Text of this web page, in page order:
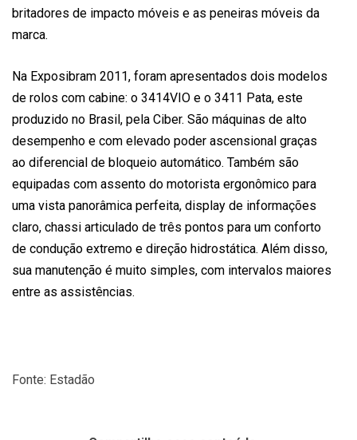
britadores de impacto móveis e as peneiras móveis da
marca.
Na Exposibram 2011, foram apresentados dois modelos
de rolos com cabine: o 3414VIO e o 3411 Pata, este
produzido no Brasil, pela Ciber. São máquinas de alto
desempenho e com elevado poder ascensional graças
ao diferencial de bloqueio automático. Também são
equipadas com assento do motorista ergonômico para
uma vista panorâmica perfeita, display de informações
claro, chassi articulado de três pontos para um conforto
de condução extremo e direção hidrostática. Além disso,
sua manutenção é muito simples, com intervalos maiores
entre as assistências.
Fonte: Estadão